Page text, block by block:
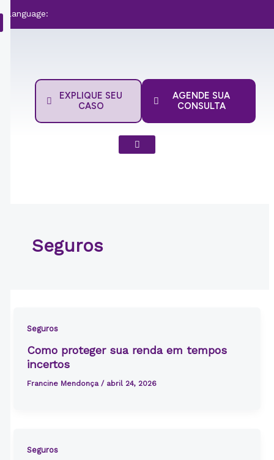
Language:
AGENDE SUA
CONSULTA
EXPLIQUE SEU
CASO
Seguros
Seguros
Como proteger sua renda em tempos
incertos
Francine Mendonça/ abril 24, 2026
Seguros